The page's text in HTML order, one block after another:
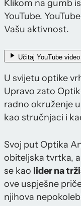
Klikom na gumb
YouTube.
Vašu aktivnost.
Učitaj YouTube video
U svijetu optike
Upravo zato
radno okruženje
kao stručnjaci i
Svoj put Optika
obiteljska tvrtka,
se kao lider na
ove uspješne
njihova